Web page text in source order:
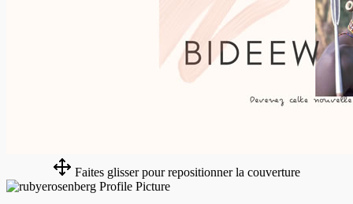
Faites glisser pour repositionner la couverture